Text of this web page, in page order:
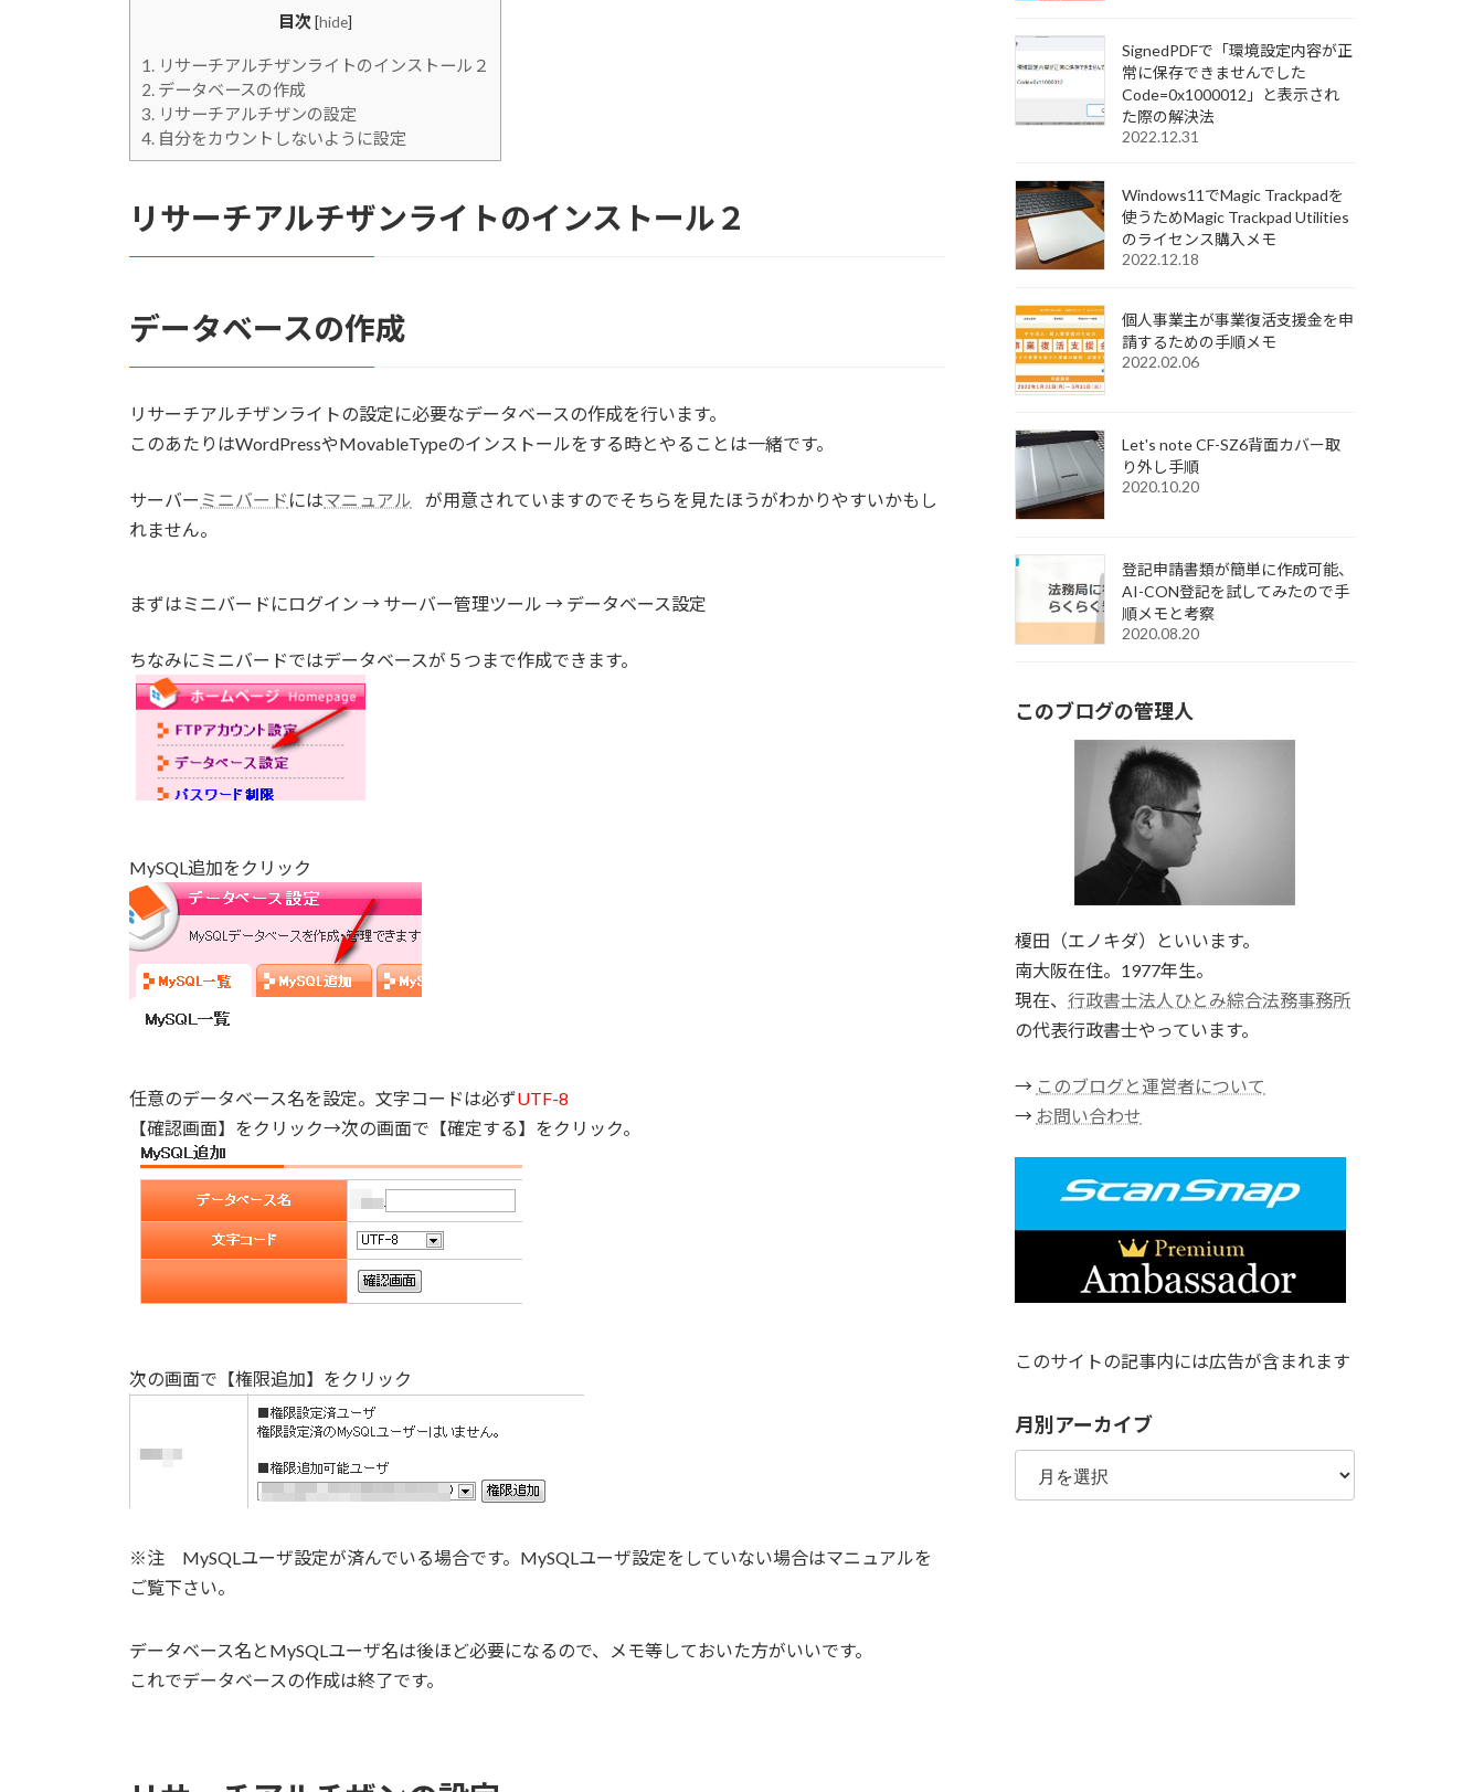
目次[hide]
1. リサーチアルチザンライトのインストール２
2. データベースの作成
3. リサーチアルチザンの設定
4. 自分をカウントしないように設定
リサーチアルチザンライトのインストール２
データベースの作成
リサーチアルチザンライトの設定に必要なデータベースの作成を行います。
このあたりはWordPressやMovableTypeのインストールをする時とやることは一緒です。
サーバー ミニバード にはマニュアル
が用意されていますのでそちらを見たほうがわかりやすいかもし
れません。
まずはミニバードにログイン → サーバー管理ツール → データベース設定
ちなみにミニバードではデータベースが５つまで作成できます。
MySQL追加をクリック
任意のデータベース名を設定。文字コードは必ずUTF-8
【確認画面】をクリック→次の画面で【確定する】をクリック。
次の画面で【権限追加】をクリック
※注 MySQLユーザ設定が済んでいる場合です。MySQLユーザ設定をしていない場合はマニュアルを
ご覧下さい。
データベース名とMySQLユーザ名は後ほど必要になるので、メモ等しておいた方がいいです。
これでデータベースの作成は終了です。
SignedPDFで「環境設定内容が正
常に保存できませんでした
Code=0x1000012」と表示され
た際の解決法
2022.12.31
Windows11でMagic Trackpadを
使うためMagic Trackpad Utilities
のライセンス購入メモ
2022.12.18
個人事業主が事業復活支援金を申
請するための手順メモ
2022.02.06
Let's note CF-SZ6背面カバー取
り外し手順
2020.10.20
登記申請書類が簡単に作成可能、
AI-CON登記を試してみたので手
順メモと考察
2020.08.20
このブログの管理人
榎田（エノキダ）といいます。
南大阪在住。1977年生。
現在、行政書士法人ひとみ綜合法務事務所
の代表行政書士やっています。
→ このブログと運営者について
→ お問い合わせ
このサイトの記事内には広告が含まれます
月別アーカイブ
月
ア